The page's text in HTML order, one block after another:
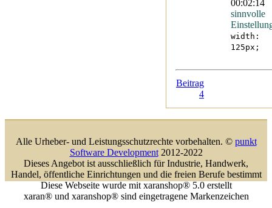
00:02:14
sinnvolle
width:
125px;
Beitrag
4
Alle Urheber- und Leistungsschutzrechte vorbehalten. © punkt
Software Development2012-2022
Dieses Angebot ist ausschließlich für Industrie, Handwerk,
Handel, öffentliche Einrichtungen und die freien Berufe bestimmt
Diese Webseite wurde mit xaranshop® 5.0 erstellt
xaran® und xaranshop® sind eingetragene Markenzeichen